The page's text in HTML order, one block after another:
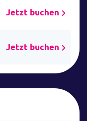
Jetzt buchen
Jetzt buchen